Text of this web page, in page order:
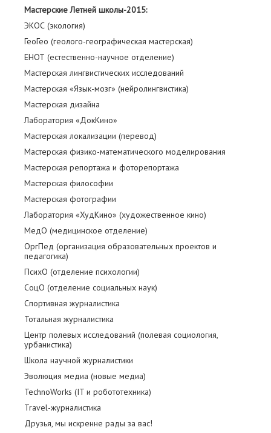
Мастерские Летней школы-2015:
ЭКОС (экология)
ГеоГео (геолого-географическая мастерская)
ЕНОТ (естественно-научное отделение)
Мастерская лингвистических исследований
Мастерская «Язык-мозг» (нейролингвистика)
Мастерская дизайна
Лаборатория «ДокКино»
Мастерская локализации (перевод)
Мастерская физико-математического моделирования
Мастерская репортажа и фоторепортажа
Мастерская философии
Мастерская фотографии
Лаборатория «ХудКино» (художественное кино)
МедО (медицинское отделение)
ОргПед (организация образовательных проектов и
педагогика)
ПсихО (отделение психологии)
СоцО (отделение социальных наук)
Спортивная журналистика
Тотальная журналистика
Центр полевых исследований (полевая социология,
урбанистика)
Школа научной журналистики
Эволюция медиа (новые медиа)
TechnoWorks (IT и робототехника)
Travel-журналистика
Друзья, мы искренне рады за вас!